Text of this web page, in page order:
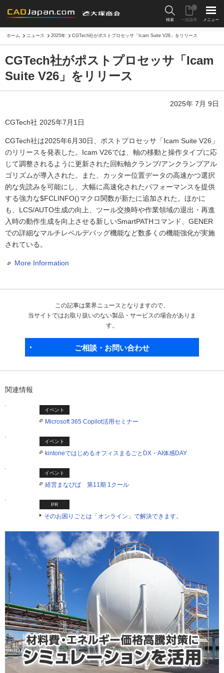
検索 一括請求
0
メニュー
ホーム ニュース 2025年 CGTech社がポストプロセッサ「Icam Suite V26」をリリース
CGTech社がポストプロセッサ「Icam
Suite V26」をリリース
2025年 7月 9日
CGTech社 2025年7月1日
CGTech社は2025年6月30日、ポストプロセッサ「Icam Suite V26」
のリリースを発表した。Icam V26では、軸の移動と操作タイプに応
じて調整されるように更新された回転軸クランプ/アンクランプアル
ゴリズムが導入された。また、カッター位置データの高速かつ選択
的な先読みを可能にし、大幅に高速化されたパフォーマンスを提供
する強力な$FCLINFO()マクロ関数が新たに追加された。ほかに
も、LCS/AUTO生成の向上、ツール交換時や作業領域の退出・再進
入時の動作生成を向上させる新しいSmartPATHコマンド、GENER
での詳細なマルチレベルデバッグ機能など数多くの機能強化が実施
されている。
More Information
この記事は業界ニュースとなりますので、
当サイトではお取り扱いのない製品・サービスの場合がありま
す。
ご相談・お問い合わせ
関連情報
イベント
Microsoft 365 Copilot活用セミナー
イベント
kintoneではじめるオフィスまるごとDX・AI体感DAY
イベント
経営まなびば 第11期 1クール
PR
そのお困りごとは「オンライン」で解決できます。